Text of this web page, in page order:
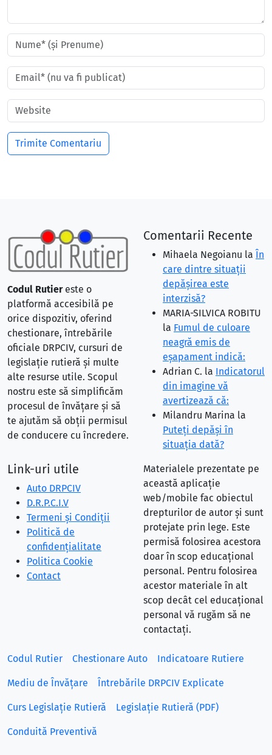
Codul Rutiereste o
platformă accesibilă pe
orice dispozitiv, oferind
chestionare, întrebările
oficiale DRPCIV, cursuri de
legislație rutieră și multe
alte resurse utile. Scopul
nostru este să simplificăm
procesul de învățare și să
te ajutăm să obții permisul
de conducere cu încredere.
Comentarii Recente
Mihaela Negoianu la În
care dintre situaţii
depăşirea este
interzisă?
MARIA-SILVICA ROBITU
la Fumul de culoare
neagră emis de
eşapament indică:
Adrian C. la Indicatorul
din imagine vă
avertizează că:
Milandru Marina la
Puteţi depăşi în
situaţia dată?
Link-uri utile
Auto DRPCIV
D.R.P.C.I.V
Termeni și Condiții
Politică de
confidențialitate
Politica Cookie
Contact
Materialele prezentate pe
această aplicație
web/mobile fac obiectul
drepturilor de autor și sunt
protejate prin lege. Este
permisă folosirea acestora
doar în scop educațional
personal. Pentru folosirea
acestor materiale în alt
scop decât cel educațional
personal vă rugăm să ne
contactați.
Codul Rutier Chestionare Auto Indicatoare Rutiere
Mediu de Învățare Întrebările DRPCIV Explicate
Curs Legislație Rutieră Legislație Rutieră (PDF)
Conduită Preventivă